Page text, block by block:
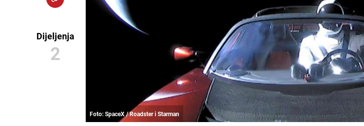
Dijeljenja
2
Foto: SpaceX / Roadster i Starman